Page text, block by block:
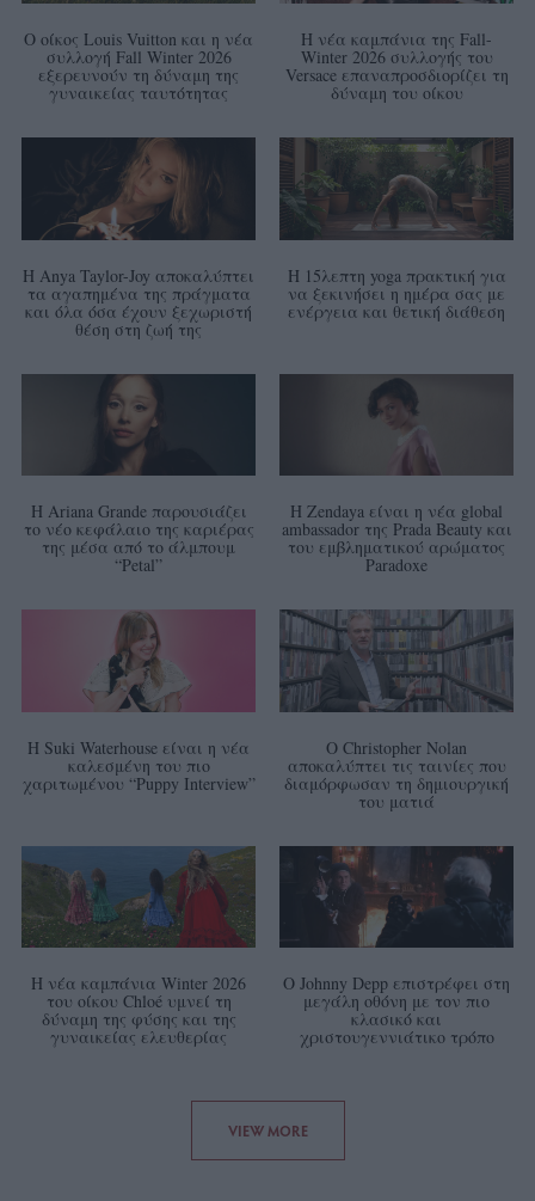
Ο οίκος Louis Vuitton και η νέα
συλλογή Fall Winter 2026
εξερευνούν τη δύναμη της
γυναικείας ταυτότητας
Η νέα καμπάνια της Fall-
Winter 2026 συλλογής του
Versace επαναπροσδιορίζει τη
δύναμη του οίκου
Η Anya Taylor-Joy αποκαλύπτει
τα αγαπημένα της πράγματα
και όλα όσα έχουν ξεχωριστή
θέση στη ζωή της
Η 15λεπτη yoga πρακτική για
να ξεκινήσει η ημέρα σας με
ενέργεια και θετική διάθεση
Η Ariana Grande παρουσιάζει
το νέο κεφάλαιο της καριέρας
της μέσα από το άλμπουμ
“Petal”
Η Zendaya είναι η νέα global
ambassador της Prada Beauty και
του εμβληματικού αρώματος
Paradoxe
Η Suki Waterhouse είναι η νέα
καλεσμένη του πιο
χαριτωμένου “Puppy Interview”
Ο Christopher Nolan
αποκαλύπτει τις ταινίες που
διαμόρφωσαν τη δημιουργική
του ματιά
Η νέα καμπάνια Winter 2026
του οίκου Chloé υμνεί τη
δύναμη της φύσης και της
γυναικείας ελευθερίας
Ο Johnny Depp επιστρέφει στη
μεγάλη οθόνη με τον πιο
κλασικό και
χριστουγεννιάτικο τρόπο
VIEW MORE